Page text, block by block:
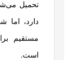
تحمیل
دارد،
مستقیم
است.